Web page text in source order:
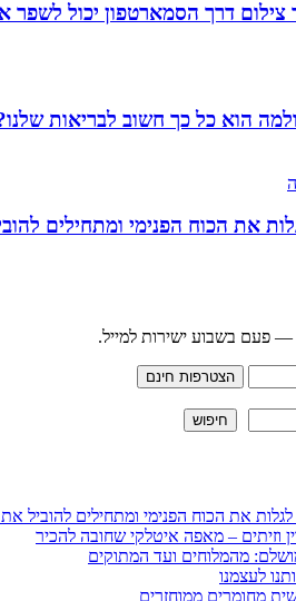
צילום דרך הסמארטפון יכול לשפר
הוא כל כך חשוב לבריאות
את הכוח הפנימי ומתחילים
פעם בשבוע ישירות למייל.
הצטרפות חינם
חיפוש
את הכוח הפנימי ומתחילים להוביל
וזיתים – מאפה איטלקי שחובה להכיר
מהמלוחים ועד המתוקים
לעצמנו
מחומרים ממוחזרים